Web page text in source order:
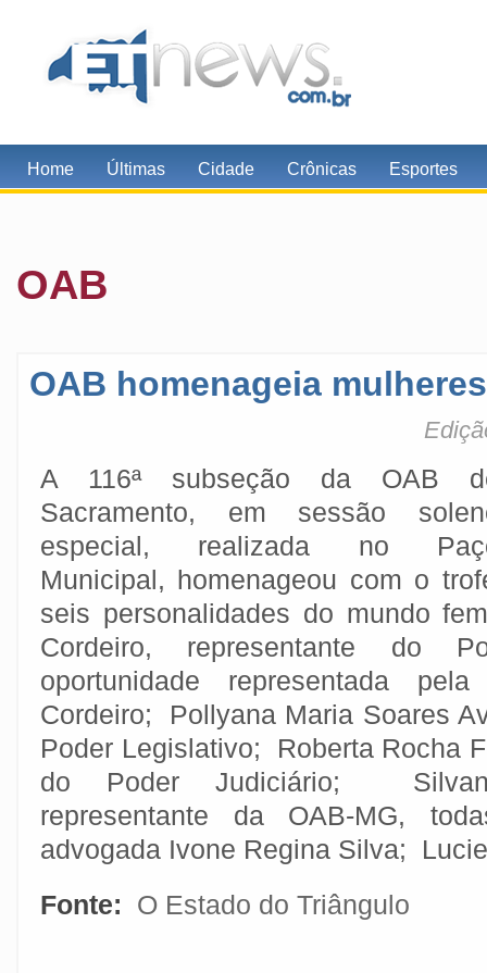
Home Últimas Cidade Crônicas Esportes
OAB
OAB homenageia mulheres
A 116ª subseção da OAB
Sacramento, em sessão
especial, realizada no
Municipal, homenageou com o
seis personalidades do mundo
Cordeiro, representante do
oportunidade representada
Cordeiro; Pollyana Maria Soares
Poder Legislativo; Roberta Rocha
do Poder Judiciário;
representante da OAB-MG,
advogada Ivone Regina Silva;
Fonte:
O Estado do Triângulo